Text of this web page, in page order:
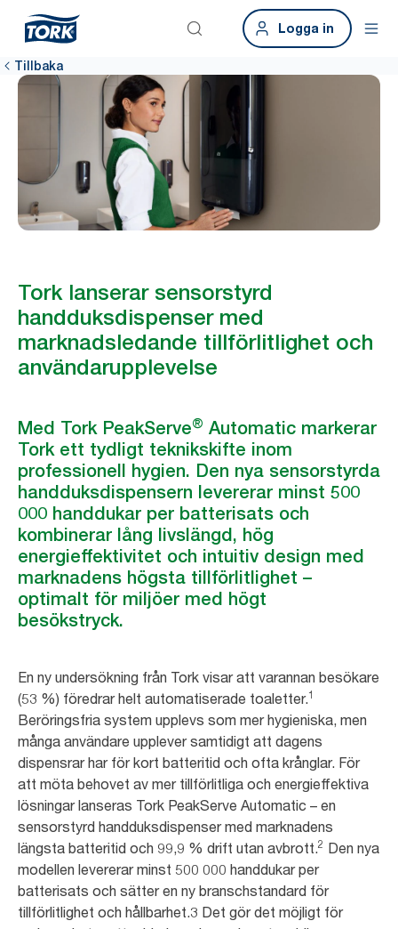
Logga in
Tillbaka
Tork lanserar sensorstyrd
handduksdispenser med
marknadsledande tillförlitlighet och
användarupplevelse
Med Tork PeakServe® Automatic markerar
Tork ett tydligt teknikskifte inom
professionell hygien. Den nya sensorstyrda
handduksdispensern levererar minst 500
000 handdukar per batterisats och
kombinerar lång livslängd, hög
energieffektivitet och intuitiv design med
marknadens högsta tillförlitlighet –
optimalt för miljöer med högt
besökstryck.
En ny undersökning från Tork visar att varannan besökare
(53 %) föredrar helt automatiserade toaletter.1
Beröringsfria system upplevs som mer hygieniska, men
många användare upplever samtidigt att dagens
dispensrar har för kort batteritid och ofta krånglar. För
att möta behovet av mer tillförlitliga och energieffektiva
lösningar lanseras Tork PeakServe Automatic – en
sensorstyrd handduksdispenser med marknadens
längsta batteritid och 99,9 % drift utan avbrott.2 Den nya
modellen levererar minst 500 000 handdukar per
batterisats och sätter en ny branschstandard för
tillförlitlighet och hållbarhet.3 Det gör det möjligt för